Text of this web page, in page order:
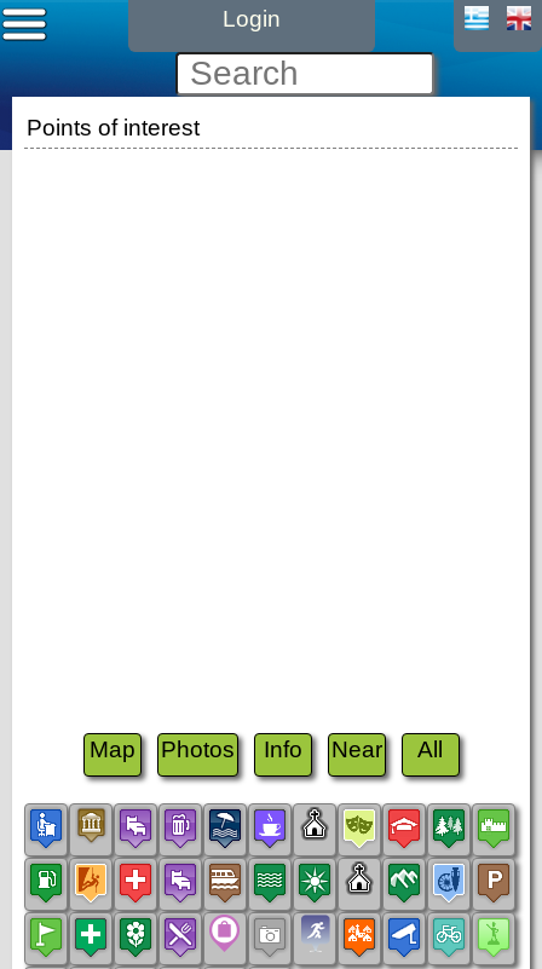
Login
Points of interest
Map Photos Info Near All